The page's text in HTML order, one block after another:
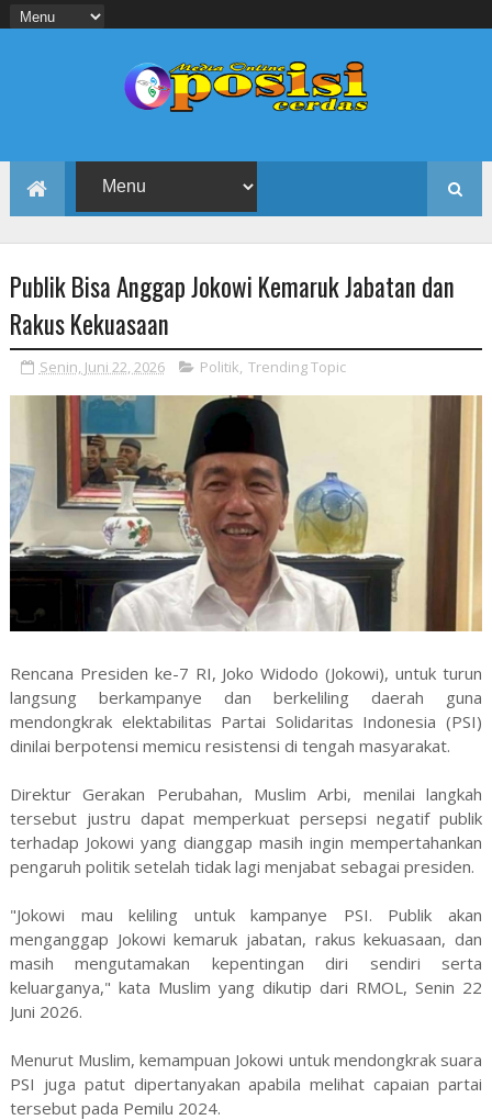
Publik Bisa Anggap Jokowi Kemaruk Jabatan dan
Rakus Kekuasaan
Senin, Juni 22, 2026 Politik, Trending Topic
Rencana Presiden ke-7 RI, Joko Widodo (Jokowi), untuk turun
langsung berkampanye dan berkeliling daerah guna
mendongkrak elektabilitas Partai Solidaritas Indonesia (PSI)
dinilai berpotensi memicu resistensi di tengah masyarakat.
Direktur Gerakan Perubahan, Muslim Arbi, menilai langkah
tersebut justru dapat memperkuat persepsi negatif publik
terhadap Jokowi yang dianggap masih ingin mempertahankan
pengaruh politik setelah tidak lagi menjabat sebagai presiden.
"Jokowi mau keliling untuk kampanye PSI. Publik akan
menganggap Jokowi kemaruk jabatan, rakus kekuasaan, dan
masih mengutamakan kepentingan diri sendiri serta
keluarganya," kata Muslim yang dikutip dari RMOL, Senin 22
Juni 2026.
Menurut Muslim, kemampuan Jokowi untuk mendongkrak suara
PSI juga patut dipertanyakan apabila melihat capaian partai
tersebut pada Pemilu 2024.